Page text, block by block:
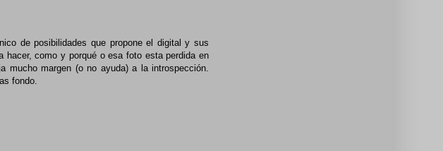
de posibilidades que propone el digital y sus
hacer, como y porqué o esa foto esta perdida en
margen (o no ayuda) a la introspección.
fondo.